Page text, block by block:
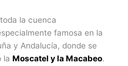
la cuenca
famosa en la
y Andalucía, donde se
laMoscatel y la Macabeo.